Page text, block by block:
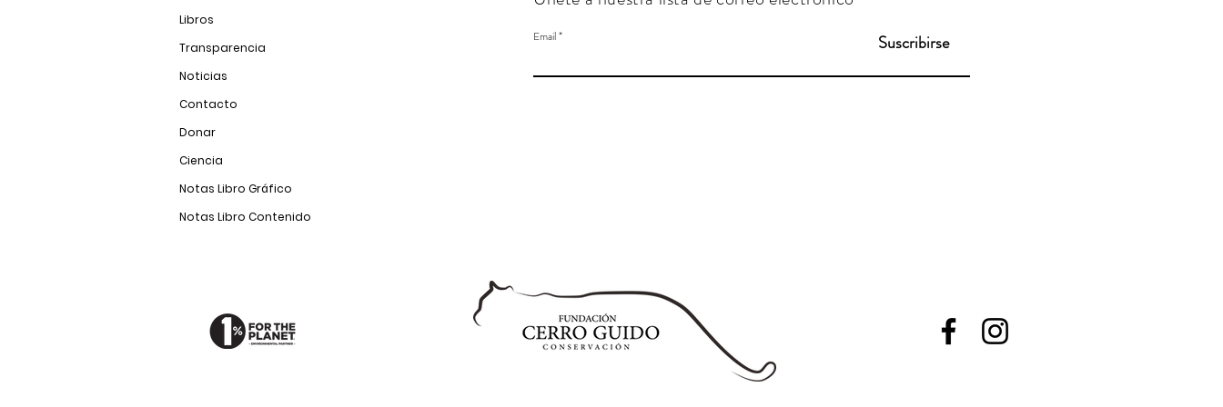
Libros
Transparencia
Noticias
Contacto
Donar
Ciencia
Notas Libro Gráfico
Notas Libro Contenido
Email Suscribirse